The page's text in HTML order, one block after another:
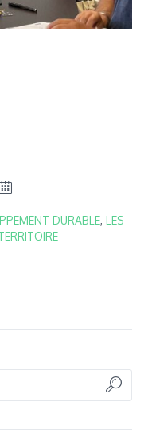
DURABLE, LES